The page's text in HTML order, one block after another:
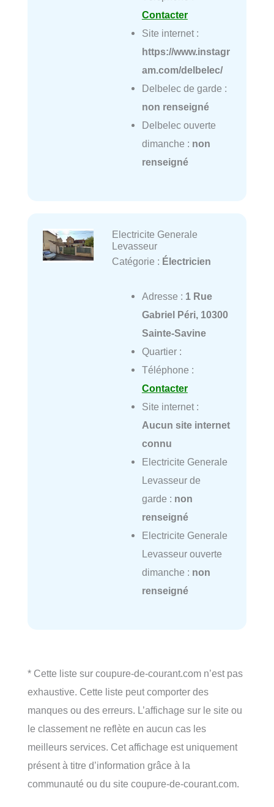
Contacter
Site internet :
https://www.instagr
am.com/delbelec/
Delbelec de garde :
non renseigné
Delbelec ouverte
dimanche : non
renseigné
Electricite Generale
Levasseur
Catégorie : Électricien
Adresse : 1 Rue
Gabriel Péri, 10300
Sainte-Savine
Quartier :
Téléphone :
Contacter
Site internet :
Aucun site internet
connu
Electricite Generale
Levasseur de
garde : non
renseigné
Electricite Generale
Levasseur ouverte
dimanche : non
renseigné
* Cette liste sur coupure-de-courant.com n’est pas
exhaustive. Cette liste peut comporter des
manques ou des erreurs. L’affichage sur le site ou
le classement ne reflète en aucun cas les
meilleurs services. Cet affichage est uniquement
présent à titre d’information grâce à la
communauté ou du site coupure-de-courant.com.